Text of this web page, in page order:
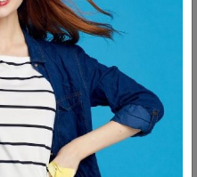
رواد الادوات المنزلية فى مصر